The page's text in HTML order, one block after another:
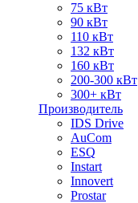
75 кВт
90 кВт
110 кВт
132 кВт
160 кВт
200-300 кВт
300+ кВт
Производитель
IDS Drive
AuCom
ESQ
Instart
Innovert
Prostar